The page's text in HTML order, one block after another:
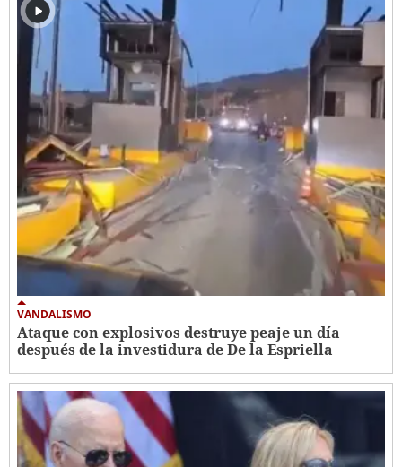
VANDALISMO
Ataque con explosivos destruye peaje un día
después de la investidura de De la Espriella